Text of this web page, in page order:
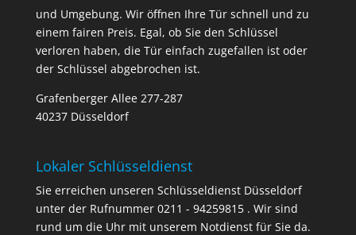
und Umgebung. Wir öffnen Ihre Tür schnell und zu
einem fairen Preis. Egal, ob Sie den Schlüssel
verloren haben, die Tür einfach zugefallen ist oder
der Schlüssel abgebrochen ist.
Grafenberger Allee 277-287
40237 Düsseldorf
Lokaler Schlüsseldienst
Sie erreichen unseren Schlüsseldienst Düsseldorf
unter der Rufnummer 0211 - 94259815 . Wir sind
rund um die Uhr mit unserem Notdienst für Sie da.